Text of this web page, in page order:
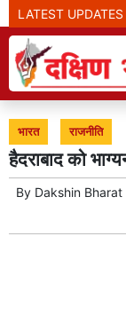
LATEST UPDATES
जब बदलाव का दौर
भारत राजनीति
हैदराबाद को
By Dakshin Bharat